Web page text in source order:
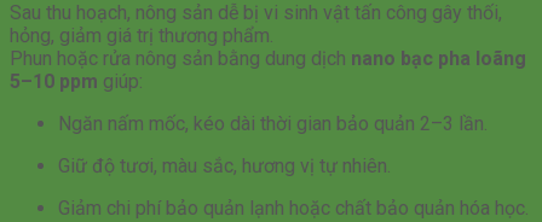
Sau thu hoạch, nông sản dễ bị vi sinh vật tấn công gây thối,
hỏng, giảm giá trị thương phẩm.
Phun hoặc rửa nông sản bằng dung dịch nano bạc pha loãng
5–10 ppm giúp:
Ngăn nấm mốc, kéo dài thời gian bảo quản 2–3 lần.
Giữ độ tươi, màu sắc, hương vị tự nhiên.
Giảm chi phí bảo quản lạnh hoặc chất bảo quản hóa học.